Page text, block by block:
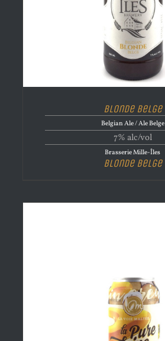
Blonde Belge
Belgian Ale / Ale Belge
7% alc/vol
Brasserie Mille-Îles
Blonde Belge